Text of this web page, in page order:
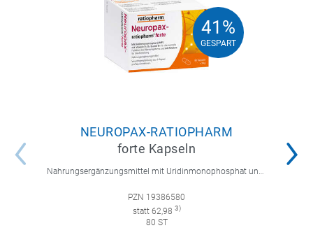
41%
GESPART
41%
GESPART
NEUROPAX-RATIOPHARM
forte Kapseln
Nahrungsergänzungsmittel mit Uridinmonophosphat und B-Vitaminen zur Unterstützung der Nervenregeneration.
PZN 19386580
statt 62,98 3)
80 ST